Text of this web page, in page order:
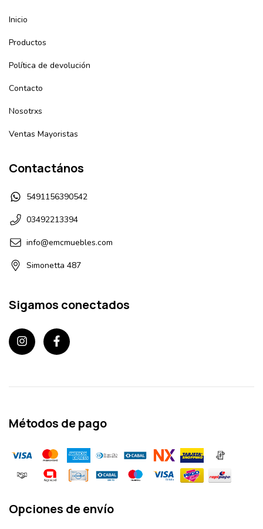
Inicio
Productos
Política de devolución
Contacto
Nosotrxs
Ventas Mayoristas
Contactános
5491156390542
03492213394
info@emcmuebles.com
Simonetta 487
Sigamos conectados
Métodos de pago
Opciones de envío